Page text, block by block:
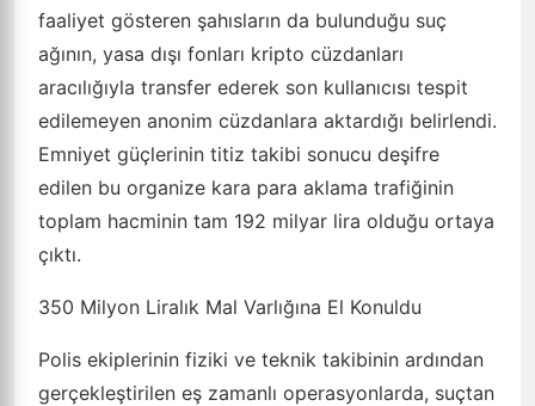
faaliyet gösteren şahısların da bulunduğu suç
ağının, yasa dışı fonları kripto cüzdanları
aracılığıyla transfer ederek son kullanıcısı tespit
edilemeyen anonim cüzdanlara aktardığı belirlendi.
Emniyet güçlerinin titiz takibi sonucu deşifre
edilen bu organize kara para aklama trafiğinin
toplam hacminin tam 192 milyar lira olduğu ortaya
çıktı.
350 Milyon Liralık Mal Varlığına El Konuldu
Polis ekiplerinin fiziki ve teknik takibinin ardından
gerçekleştirilen eş zamanlı operasyonlarda, suçtan